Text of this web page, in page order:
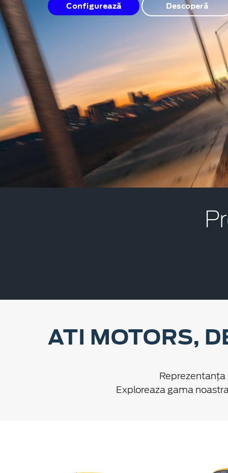
Garanție complexă 5 ani in limita a
Configurează Descoperă
ATI MOTORS,
Reprezentanța
Exploreaza gama